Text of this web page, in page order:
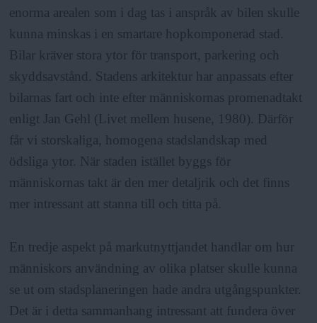
enorma arealen som i dag tas i anspråk av bilen skulle
kunna minskas i en smartare hopkomponerad stad.
Bilar kräver stora ytor för transport, parkering och
skyddsavstånd. Stadens arkitektur har anpassats efter
bilarnas fart och inte efter människornas promenadtakt
enligt Jan Gehl (Livet mellem husene, 1980). Därför
får vi storskaliga, homogena stadslandskap med
ödsliga ytor. När staden istället byggs för
människornas takt är den mer detaljrik och det finns
mer intressant att stanna till och titta på.
En tredje aspekt på markutnyttjandet handlar om hur
människors användning av olika platser skulle kunna
se ut om stadsplaneringen hade andra utgångspunkter.
Det är i detta sammanhang intressant att fundera över